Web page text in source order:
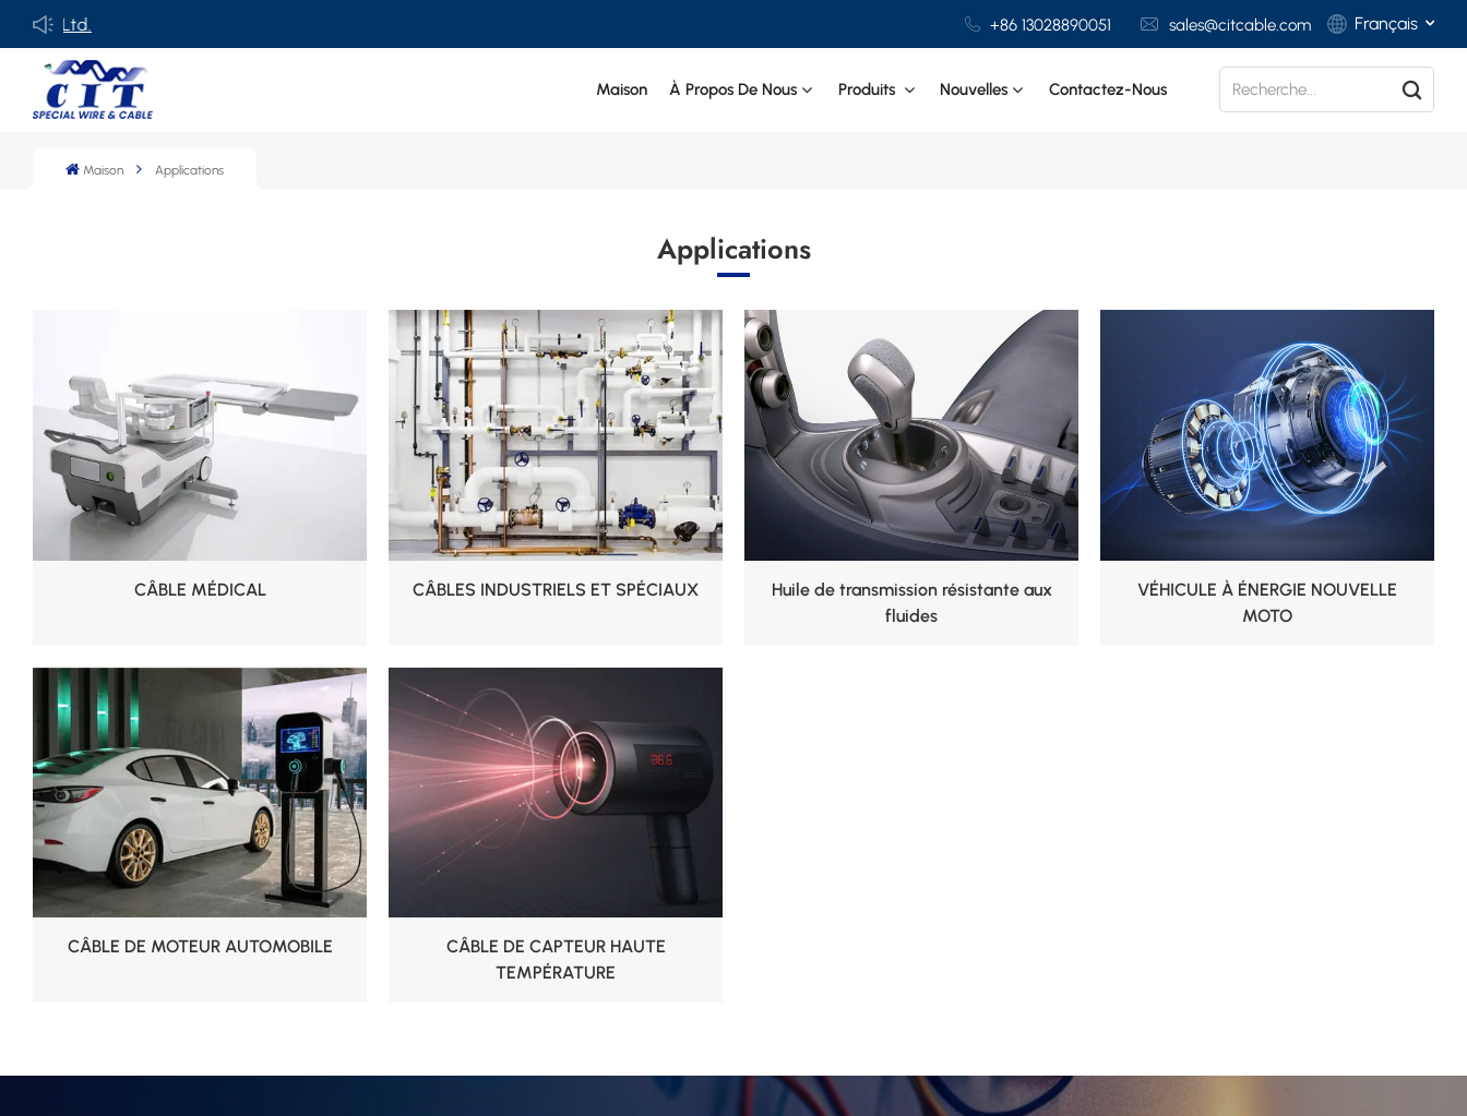
Ltd. +86 13028890051 sales@citcable.com Français
Español
Maison À Propos De Nous Produits Nouvelles Contactez-Nous
Maison Applications
Applications
CÂBLE MÉDICAL CÂBLES INDUSTRIELS ET SPÉCIAUX
Huile de transmission résistante aux
fluides
VÉHICULE À ÉNERGIE NOUVELLE
MOTO
CÂBLE DE MOTEUR AUTOMOBILE
CÂBLE DE CAPTEUR HAUTE
TEMPÉRATURE